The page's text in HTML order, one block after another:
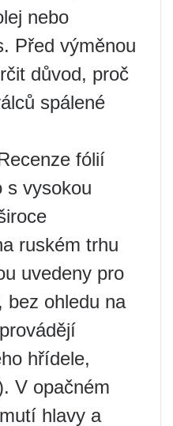
nebo
Před výměnou
důvod, proč
spálené
fólií
s vysokou
ruském trhu
uvedeny pro
bez ohledu na
hřídele,
V opačném
hlavy a